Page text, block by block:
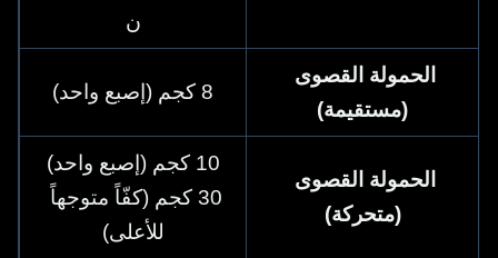
الحمولة القصوى
(مستقيمة)
الحمولة القصوى
(متحركة)
30 كجم (كفّاً متوجهاً
للأعلى)